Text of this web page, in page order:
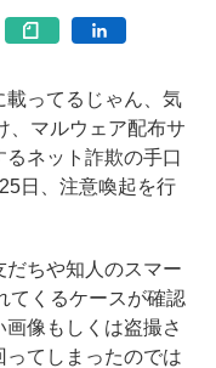
ってるじゃん、気
、マルウェア配布サ
ネット詐欺の手口
日、注意喚起を行
ちや知人のスマー
てくるケースが確認
像もしくは盗撮さ
てしまったのでは